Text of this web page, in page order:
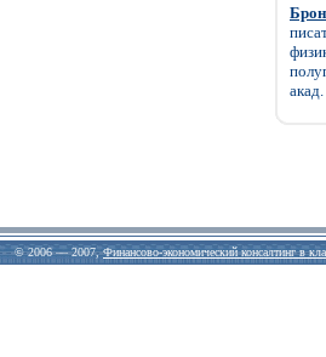
© 2006 — 2007,Финансово-экономический консалтинг в